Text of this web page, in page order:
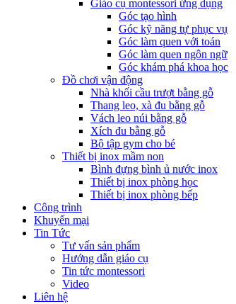
Giáo cụ montessori ứng dụng
Góc tạo hình
Góc kỹ năng tự phục vụ
Góc làm quen với toán
Góc làm quen ngôn ngữ
Góc khám phá khoa học
Đồ chơi vận động
Nhà khối cầu trượt bằng gỗ
Thang leo, xà đu bằng gỗ
Vách leo núi bằng gỗ
Xích đu bằng gỗ
Bộ tập gym cho bé
Thiết bị inox mầm non
Bình đựng bình ủ nước inox
Thiết bị inox phòng học
Thiết bị inox phòng bếp
Công trình
Khuyến mại
Tin Tức
Tư vấn sản phẩm
Hướng dẫn giáo cụ
Tin tức montessori
Video
Liên hệ